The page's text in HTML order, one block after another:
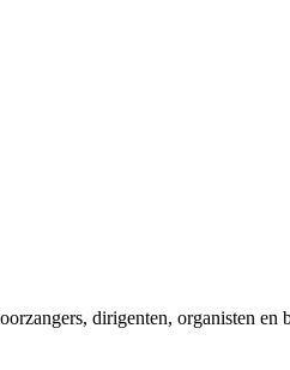
dirigenten, organisten en